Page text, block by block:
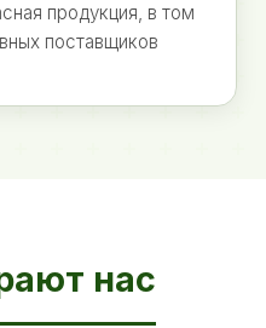
продукция, в том
поставщиков
нас